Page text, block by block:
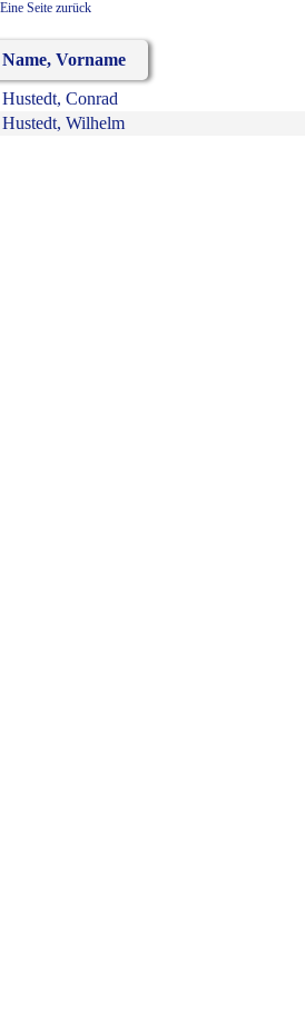
Eine Seite zurück
Name, Vorname
Hustedt, Conrad
Hustedt, Wilhelm